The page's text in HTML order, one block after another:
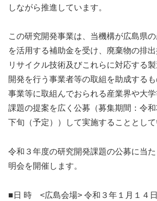
しながら推進しています。
この研究開発事業は、当機構が広島県
を活用する補助金を受け、廃棄物の排出
リサイクル技術及びこれらに対応する
開発を行う事業者等の取組を助成する
事業等に取組んでおられる産業界や大
課題の提案を広く公募（募集期間：令
下旬（予定））して実施することとして
令和３年度の研究開発課題の公募に当
明会を開催します。
■日 時 <広島会場> 令和３年１月１４